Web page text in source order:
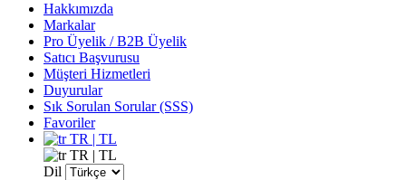
Hakkımızda
Markalar
Pro Üyelik / B2B Üyelik
Satıcı Başvurusu
Müşteri Hizmetleri
Duyurular
Sık Sorulan Sorular (SSS)
Favoriler
TR | TL
TR | TL
Dil